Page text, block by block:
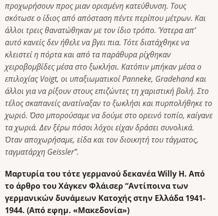
προχωρήσουν προς μιαν ορισμένη κατεύθυνση. Τους
σκότωσε ο ίδιος από απόσταση πέντε περίπου μέτρων. Και
άλλοι τρεις θανατώθηκαν με τον ίδιο τρόπο. Ύστερα απ’
αυτό κανείς δεν ήθελε να βγει πια. Τότε διατάχθηκε να
κλειστεί η πόρτα και από τα παράθυρα ρίχθηκαν
χειροβομβίδες μέσα στο ξωκλήσι. Κατόπιν μπήκαν μέσα ο
επιλοχίας Voigt, οι υπαξιωματικοί Panneke, Gradehand και
άλλοι για να ρίξουν στους επιζώντες τη χαριστική βολή. Στο
τέλος σκαπανείς ανατίναξαν το ξωκλήσι και πυρπολήθηκε το
χωριό. Όσο μπορούσαμε να δούμε στο ορεινό τοπίο, καίγανε
τα χωριά. Δεν ξέρω πόσοι λόχοι είχαν δράσει συνολικά.
Όταν αποχωρήσαμε, είδα και τον διοικητή του τάγματος,
ταγματάρχη Geissler”.
Μαρτυρία του τότε γερμανού δεκανέα Willy H. Από
το άρθρο του Χάγκεν Φλάισερ “Αντίποινα των
γερμανικών δυνάμεων Κατοχής στην Ελλάδα 1941-
1944. (Από εφημ. «Μακεδονία»)